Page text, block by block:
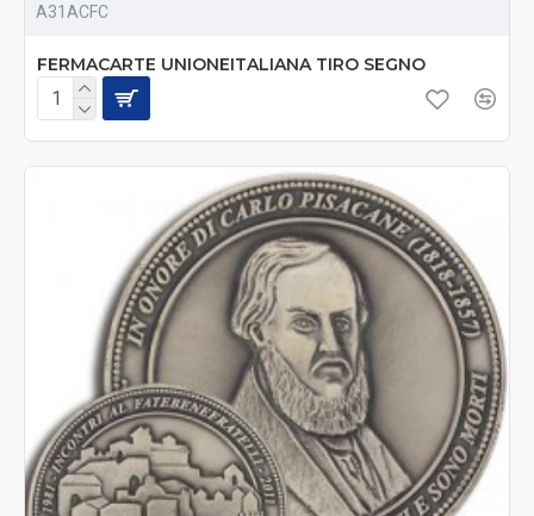
A31ACFC
FERMACARTE UNIONEITALIANA TIRO SEGNO